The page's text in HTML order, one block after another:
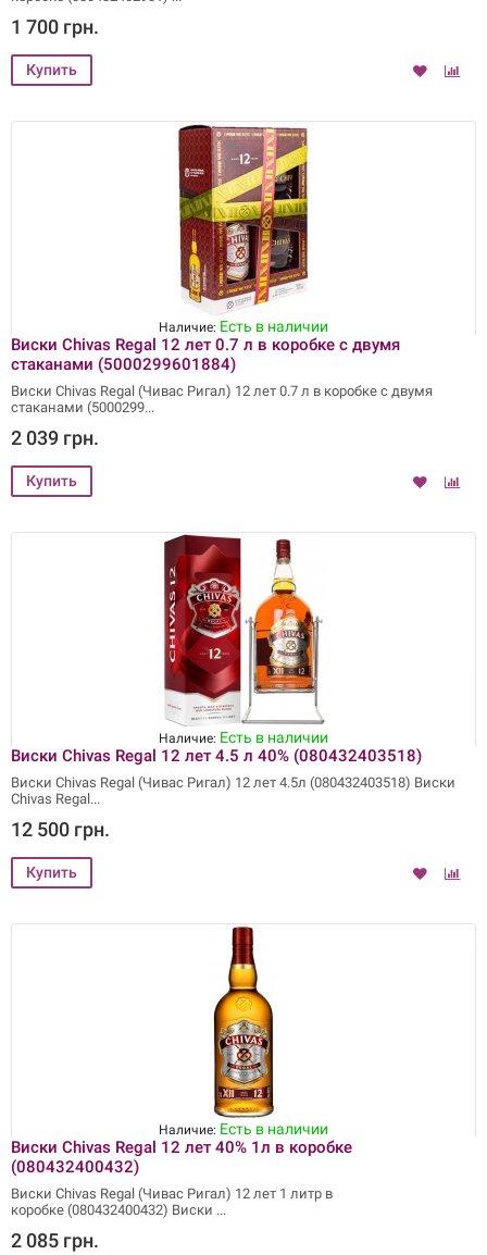
1 700 грн.
Наличие: Есть в наличии
Виски Chivas Regal 12 лет 0.7 л в коробке с двумя
стаканами (5000299601884)
Виски Chivas Regal (Чивас Ригал) 12 лет 0.7 л в коробке с двумя
стаканами (5000299
2 039 грн.
Наличие: Есть в наличии
Виски Chivas Regal 12 лет 4.5 л 40% (080432403518)
Виски Chivas Regal (Чивас Ригал) 12 лет 4.5л (080432403518) Виски
Chivas Regal
12 500 грн.
Наличие: Есть в наличии
Виски Chivas Regal 12 лет 40% 1л в коробке
(080432400432)
Виски Chivas Regal (Чивас Ригал) 12 лет 1 литр в
коробке (080432400432) Виски
2 085 грн.